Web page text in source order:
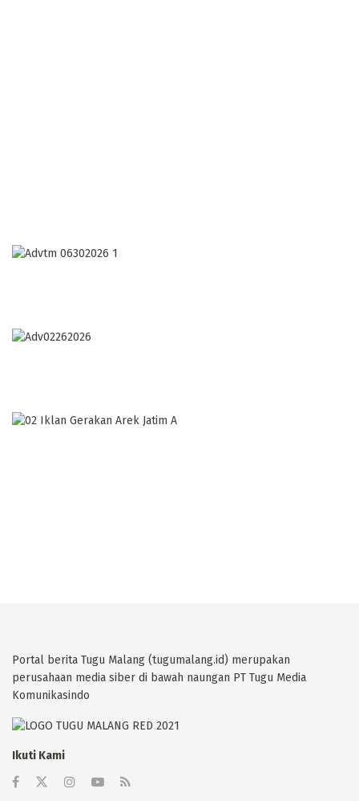
Portal berita Tugu Malang (tugumalang.id) merupakan
perusahaan media siber di bawah naungan PT Tugu Media
Komunikasindo
Ikuti Kami